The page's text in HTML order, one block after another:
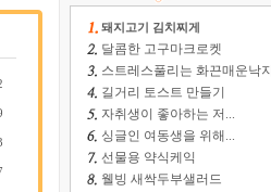
돼지고기 김치찌게
달콤한 고구마크로켓
스트레스풀리는 화끈매운낙지
길거리 토스트 만들기
자취생이 좋아하는 저...
싱글인 여동생을 위해...
선물용 약식케익
웰빙 새싹두부샐러드